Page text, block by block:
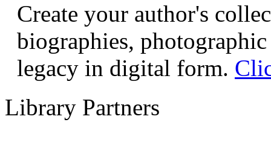
Create your author's
biographies,
legacy in digital form.
Library Partners